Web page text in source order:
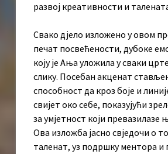
развој креативности и
Свако дјело изложено у овом
печат посвећености, дубоке
коју је Ања уложила у сваки
слику. Посебан акценат
способност да кроз боје и
свијет око себе, показујући
за умјетност који превазилазе
Ова изложба јасно свједочи о
таленат, уз подршку ментора и